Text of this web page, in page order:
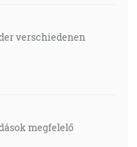
verschiedenen
megfelelő